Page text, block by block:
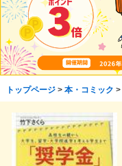
トップページ> 本・コミック >